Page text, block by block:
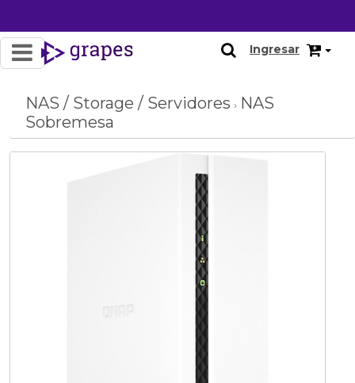
Ingresar
NAS / Storage / Servidores › NAS
Sobremesa